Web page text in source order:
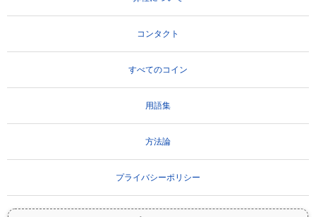
コンタクト
すべてのコイン
用語集
方法論
プライバシーポリシー